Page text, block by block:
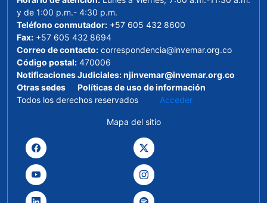
y de 1:00 p.m.- 4:30 p.m.
Teléfono conmutador: +57 605 432 8600
Fax: +57 605 432 8694
Correo de contacto: correspondencia@invemar.org.co
Código postal: 470006
Notificaciones Judiciales:njinvemar@invemar.org.co
Otras sedes
Políticas de uso de información
Todos los derechos reservados Acceder
Mapa del sitio